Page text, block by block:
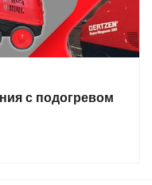
с подогревом